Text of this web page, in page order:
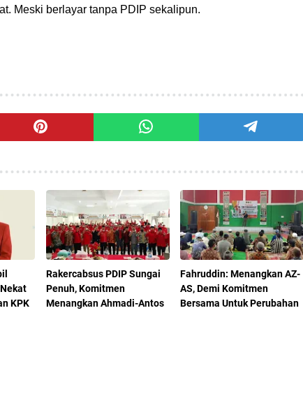
Meski berlayar tanpa PDIP sekalipun.
KPK
Rakercabsus PDIP Sungai
Penuh, Komitmen
Menangkan Ahmadi-Antos
Fahruddin: Menangkan AZ-
AS, Demi Komitmen
Bersama Untuk Perubahan